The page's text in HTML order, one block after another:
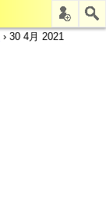
› 30 4月 2021